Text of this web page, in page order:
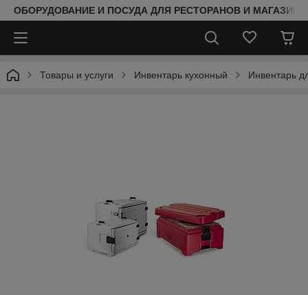
ОБОРУДОВАНИЕ И ПОСУДА ДЛЯ РЕСТОРАНОВ И
Товары и услуги Инвентарь кухонный Инвентарь